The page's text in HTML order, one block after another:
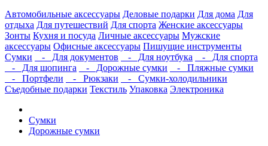
Автомобильные аксессуары Деловые подарки Для дома Для
отдыха Для путешествий Для спорта Женские аксессуары
Зонты Кухня и посуда Личные аксессуары Мужские
аксессуары Офисные аксессуары Пишущие инструменты
Сумки
- Для документов - Для ноутбука
- Для спорта
- Для шопинга
- Дорожные сумки
- Пляжные сумки
- Портфели
- Рюкзаки
- Сумки-холодильники
Съедобные подарки Текстиль Упаковка Электроника
Сумки
Дорожные сумки